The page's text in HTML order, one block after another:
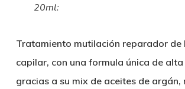
20ml:
Tratamiento mutilación reparador de
capilar, con una formula única de
gracias a su mix de aceites de argán,